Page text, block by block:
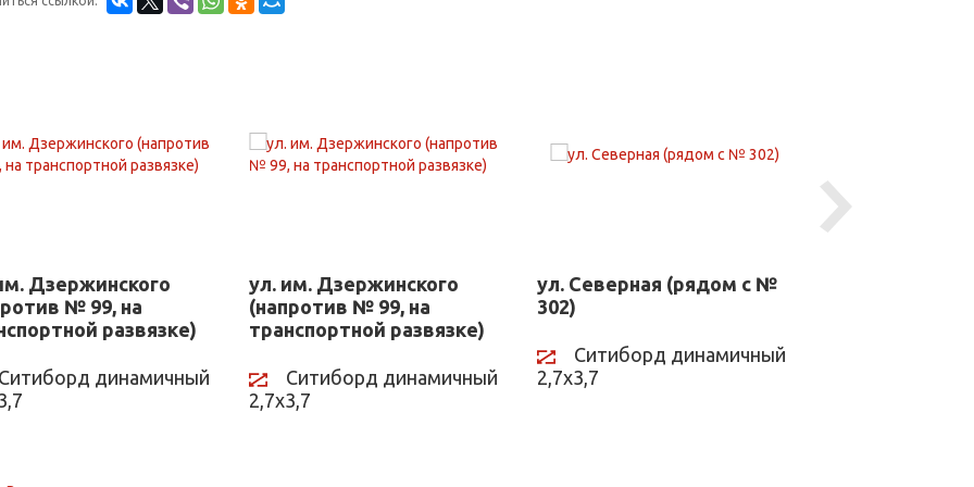
Дзержинского
№ 99, на
развязке)
Ситиборд динамичный
ул. им. Дзержинского
(напротив № 99, на
транспортной развязке)
Ситиборд динамичный
2,7х3,7
ул. Северная (рядом с №
302)
Ситиборд динамичный
2,7х3,7
Next